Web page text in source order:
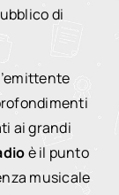
di
ai grandi
è il punto
musicale